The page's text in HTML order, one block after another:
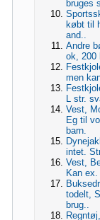
bruges
købt til
and..
Andre
ok, 200
men
L str.
Vest,
Eg til
barn.
intet.
Vest,
Kan
todelt,
brug..